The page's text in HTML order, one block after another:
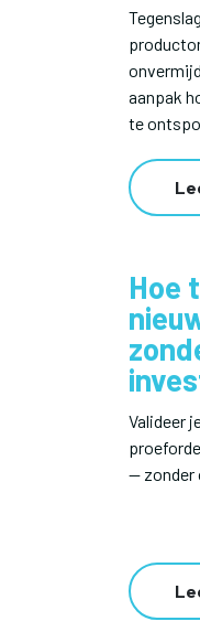
aanpak
te
Hoe
Valideer
— zonder